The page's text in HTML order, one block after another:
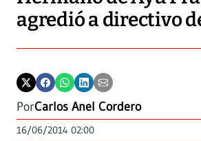
agredió a directivo
PorCarlos Anel Cordero
16/06/2014 02:00